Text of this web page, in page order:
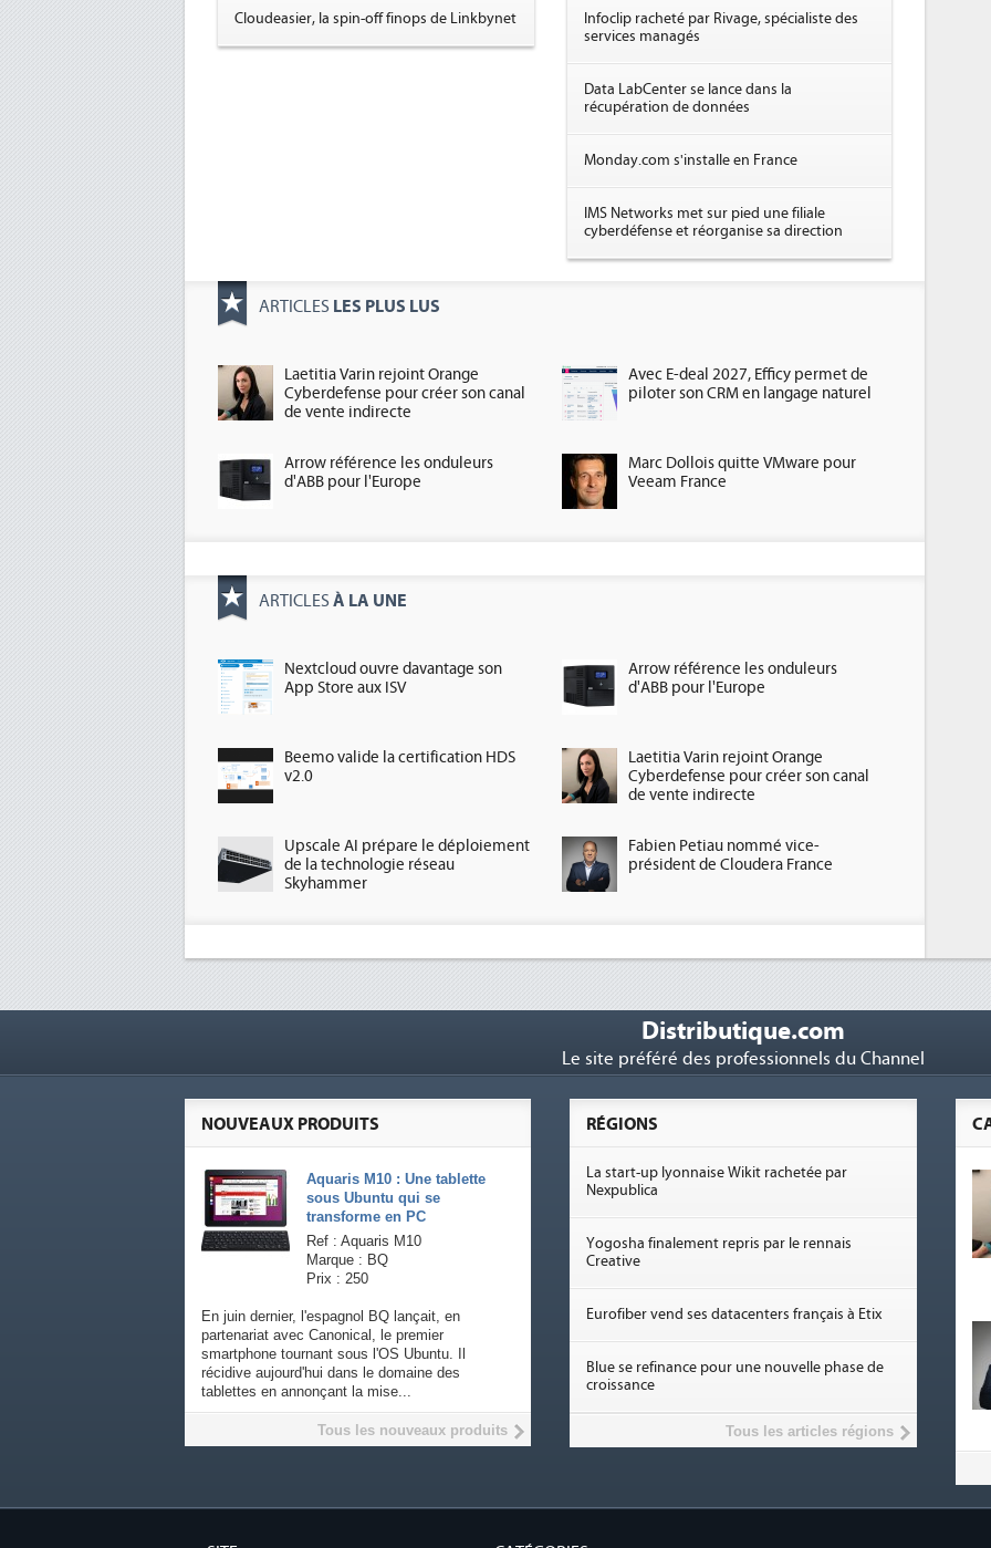
Cloudeasier, la spin-off finops de Linkbynet
Infoclip racheté par Rivage, spécialiste des
services managés
Data LabCenter se lance dans la
récupération de données
Monday.com s'installe en France
IMS Networks met sur pied une filiale
cyberdéfense et réorganise sa direction
ARTICLES LES PLUS LUS
Laetitia Varin rejoint Orange
Cyberdefense pour créer son canal
de vente indirecte
Avec E-deal 2027, Efficy permet de
piloter son CRM en langage naturel
Arrow référence les onduleurs
d'ABB pour l'Europe
Marc Dollois quitte VMware pour
Veeam France
ARTICLES À LA UNE
Nextcloud ouvre davantage son
App Store aux ISV
Arrow référence les onduleurs
d'ABB pour l'Europe
Beemo valide la certification HDS
v2.0
Laetitia Varin rejoint Orange
Cyberdefense pour créer son canal
de vente indirecte
Upscale AI prépare le déploiement
de la technologie réseau
Skyhammer
Fabien Petiau nommé vice-
président de Cloudera France
Distributique.com
Le site préféré des professionnels du Channel
NOUVEAUX PRODUITS
Aquaris M10 : Une tablette
sous Ubuntu qui se
transforme en PC
Ref : Aquaris M10
Marque : BQ
Prix : 250
En juin dernier, l'espagnol BQ lançait, en
partenariat avec Canonical, le premier
smartphone tournant sous l'OS Ubuntu. Il
récidive aujourd'hui dans le domaine des
tablettes en annonçant la mise...
Tous les nouveaux produits
RÉGIONS
La start-up lyonnaise Wikit rachetée par
Nexpublica
Yogosha finalement repris par le rennais
Creative
Eurofiber vend ses datacenters français à Etix
Blue se refinance pour une nouvelle phase de
croissance
Tous les articles régions